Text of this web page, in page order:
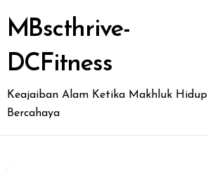
to
content
MBscthrive-
DCFitness
Keajaiban Alam Ketika Makhluk Hidup
Bercahaya